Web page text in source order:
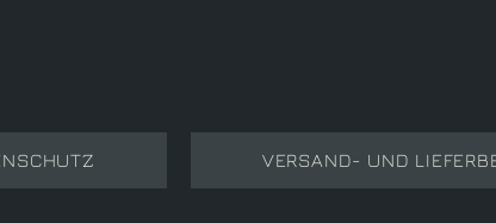
VERSAND- UND